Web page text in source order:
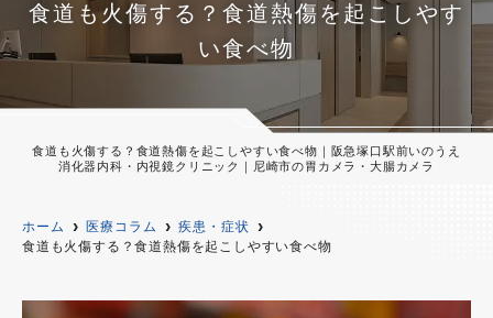
食道も火傷する？食道熱傷を起こしやす
い食べ物
食道も火傷する？食道熱傷を起こしやすい食べ物｜阪急塚口駅前いのうえ
消化器内科・内視鏡クリニック｜尼崎市の胃カメラ・大腸カメラ
ホーム 医療コラム
疾患・症状
食道も火傷する？食道熱傷を起こしやすい食べ物